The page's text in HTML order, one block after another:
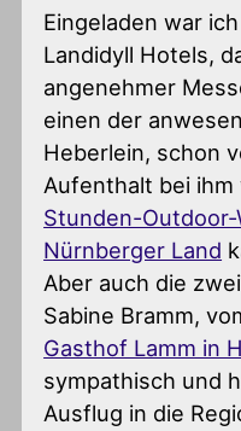
Eingeladen war
Landidyll Hotels,
angenehmer
einen der
Heberlein, schon
Aufenthalt bei ihm
Stunden-
Nürnberger Land
Aber auch die
Sabine Bramm,
Gasthof Lamm in
sympathisch und
Ausflug in die